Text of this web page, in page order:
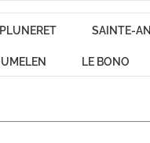
SAINTE-
LE BONO